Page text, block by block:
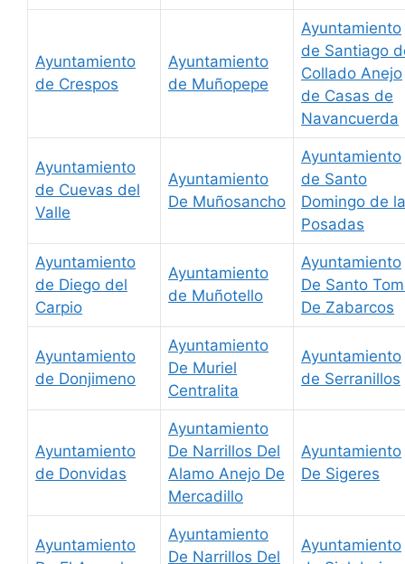
Ayuntamiento
de Crespos
Ayuntamiento
de Muñopepe
Ayuntamiento
de Santiago
Collado Anejo
de Casas de
Navancuerda
Ayuntamiento
de Cuevas del
Valle
Ayuntamiento
De Muñosancho
Ayuntamiento
de Santo
Domingo de
Posadas
Ayuntamiento
de Diego del
Carpio
Ayuntamiento
de Muñotello
Ayuntamiento
De Santo
De Zabarcos
Ayuntamiento
de Donjimeno
Ayuntamiento
De Muriel
Centralita
Ayuntamiento
de Serranillos
Ayuntamiento
de Donvidas
Ayuntamiento
De Narrillos Del
Alamo Anejo De
Mercadillo
Ayuntamiento
De Sigeres
Ayuntamiento
Ayuntamiento
De Narrillos Del
Ayuntamiento